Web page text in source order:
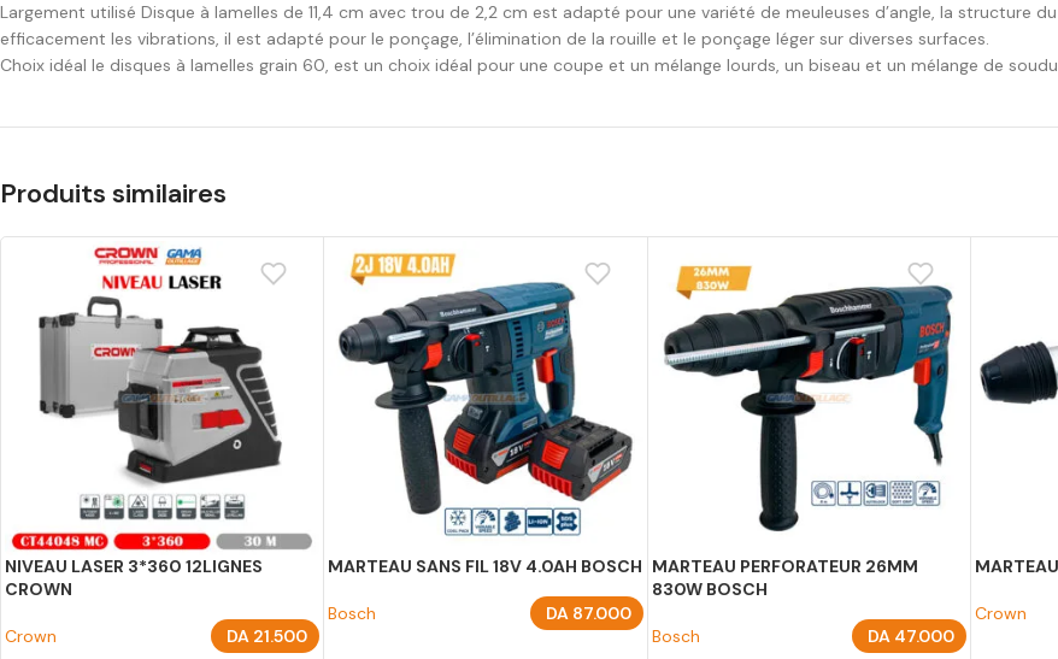
Largement utilisé Disque à lamelles de 11,4 cm avec trou de 2,2 cm est adapté pour une variété de meuleuses d’angle, la structure
efficacement les vibrations, il est adapté pour le ponçage, l’élimination de la rouille et le ponçage léger sur diverses surfaces.
Choix idéal le disques à lamelles grain 60, est un choix idéal pour une coupe et un mélange lourds, un biseau et un mélange de
Produits similaires
NIVEAU LASER 3*360 12LIGNES
CROWN
Crown DA 21.500
MARTEAU SANS FIL 18V 4.0AH BOSCH
Bosch DA87.000
MARTEAU PERFORATEUR 26MM
830W BOSCH
Bosch DA 47.000
Crown